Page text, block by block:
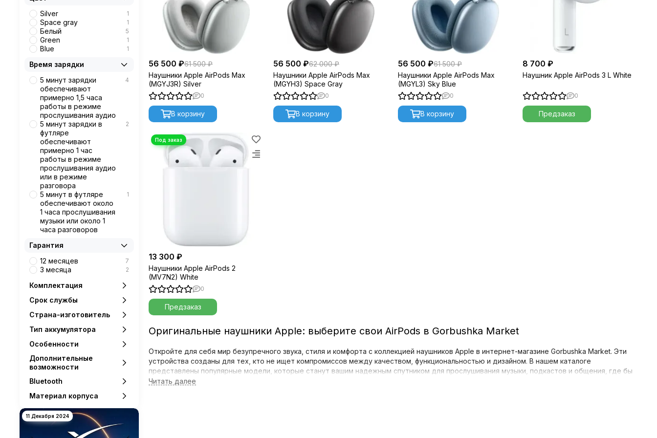
56 500 ₽61 500 ₽
Наушники Apple AirPods Max
(MGYJ3R) Silver
0
В корзину
56 500 ₽62 000 ₽
Наушники Apple AirPods Max
(MGYH3) Space Gray
0
В корзину
56 500 ₽61 500 ₽
Наушники Apple AirPods Max
(MGYL3) Sky Blue
0
В корзину
8 700 ₽
Наушник Apple AirPods 3 L White
0
Предзаказ
13 300 ₽
Наушники Apple AirPods 2
(MV7N2) White
0
Предзаказ
Оригинальные наушники Apple: выберите свои AirPods в Gorbushka Market
Откройте для себя мир безупречного звука, стиля и комфорта с коллекцией наушников Apple в интернет-магазине Gorbushka Market. Эти
устройства созданы для тех, кто не ищет компромиссов между качеством, функциональностью и дизайном. В нашем каталоге
представлены популярные модели, которые станут вашим надежным спутником для прослушивания музыки, подкастов и общения, где бы
вы ни находились.
Silver
1
Space gray 1
Белый 5
Green 1
Blue 1
Время зарядки
5 минут зарядки
обеспечивают
примерно 1,5 часа
работы в режиме
прослушивания аудио
4
5 минут зарядки в
футляре
обеспечивают
примерно 1 час
работы в режиме
прослушивания аудио
или в режиме
разговора
2
5 минут в футляре
обеспечивают около
1 часа прослушивания
музыки или около 1
часа разговоров
1
Гарантия
12 месяцев
7
3 месяца 2
Комплектация
Срок службы
Страна-изготовитель
Тип аккумулятора
Особенности
Дополнительные
возможности
Bluetooth
Материал корпуса
11 Декабря 2024